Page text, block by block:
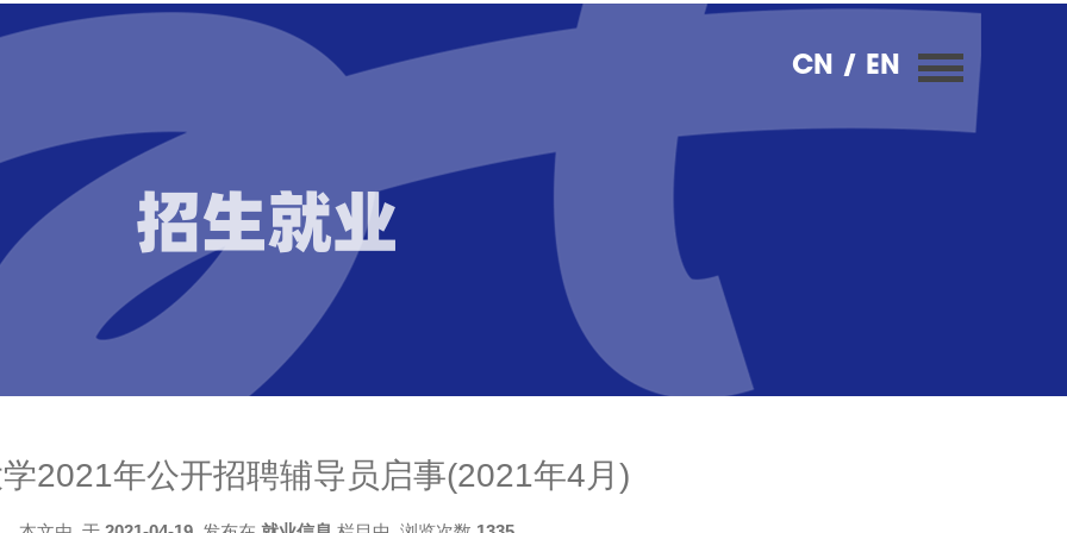
/ EN
CN
招生就业
2021年公开招聘辅导员启事(2021年4月)